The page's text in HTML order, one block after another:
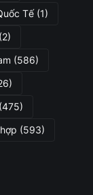
Tế (1)
(2)
(586)
(475)
(593)